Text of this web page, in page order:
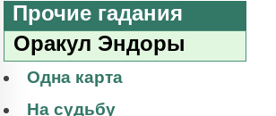
Прочие гадания
Оракул Эндоры
Одна карта
На судьбу